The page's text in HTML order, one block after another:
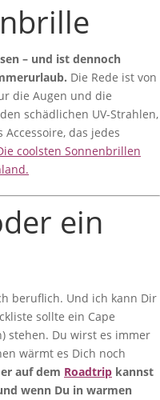
– und ist dennoch
Die Rede ist von
die Augen und die
schädlichen UV-Strahlen,
das jedes
coolsten Sonnenbrillen
ein
beruflich. Und ich kann Dir
sollte ein Cape
stehen. Du wirst es immer
wärmt es Dich noch
auf dem Roadtrip kannst
wenn Du in warmen